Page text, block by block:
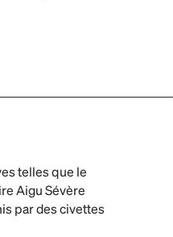
telles que le
Aigu Sévère
par des civettes